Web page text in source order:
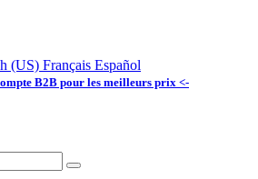
(US) Français Español
B2B pour les meilleurs prix <-